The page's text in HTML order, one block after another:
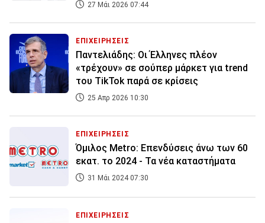
27 Μάι 2026 07:44
ΕΠΙΧΕΙΡΗΣΕΙΣ
Παντελιάδης: Οι Έλληνες πλέον
«τρέχουν» σε σούπερ μάρκετ για trend
του TikTok παρά σε κρίσεις
25 Απρ 2026 10:30
ΕΠΙΧΕΙΡΗΣΕΙΣ
Όμιλος Metro: Επενδύσεις άνω των 60
εκατ. το 2024 - Τα νέα καταστήματα
31 Μάι 2024 07:30
ΕΠΙΧΕΙΡΗΣΕΙΣ